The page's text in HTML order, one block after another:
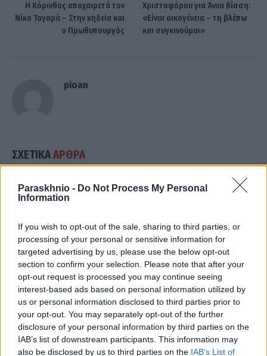
Paraskhnio - Do Not Process My Personal
Information
If you wish to opt-out of the sale, sharing to third parties, or
processing of your personal or sensitive information for
targeted advertising by us, please use the below opt-out
section to confirm your selection. Please note that after your
opt-out request is processed you may continue seeing
interest-based ads based on personal information utilized by
us or personal information disclosed to third parties prior to
your opt-out. You may separately opt-out of the further
disclosure of your personal information by third parties on the
IAB’s list of downstream participants. This information may
also be disclosed by us to third parties on the IAB’s List of
Η Κόρινθος αποχαιρετά τον
Νίκο Ταγαρά – Στην κηδεία και
ο Πρωθυπουργός
Χριστοφόρου για Άννα Βίσση:
«Είναι οικογένεια – τη βλέπω
και συγκινούμαι»
pioan
ΣΧΕΤΙΚΑΑΡΘΡΑ